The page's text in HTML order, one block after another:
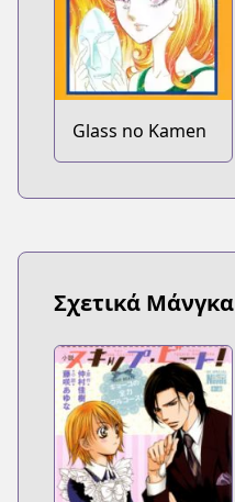
Glass no Kamen
Σχετικά Μάνγκα